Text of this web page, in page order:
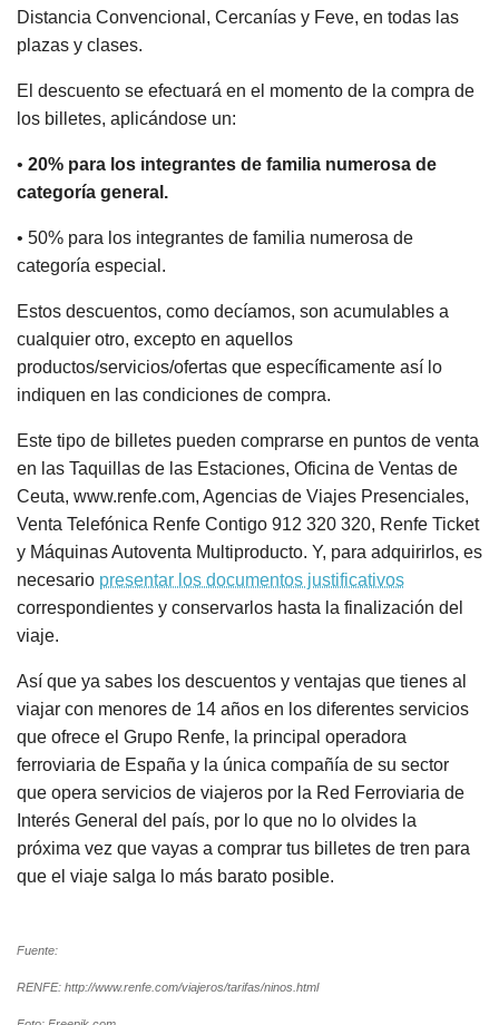
Distancia Convencional, Cercanías y Feve, en todas las
plazas y clases.
El descuento se efectuará en el momento de la compra de
los billetes, aplicándose un:
• 20% para los integrantes de familia numerosa de
categoría general.
• 50% para los integrantes de familia numerosa de
categoría especial.
Estos descuentos, como decíamos, son acumulables a
cualquier otro, excepto en aquellos
productos/servicios/ofertas que específicamente así lo
indiquen en las condiciones de compra.
Este tipo de billetes pueden comprarse en puntos de venta
en las Taquillas de las Estaciones, Oficina de Ventas de
Ceuta, www.renfe.com, Agencias de Viajes Presenciales,
Venta Telefónica Renfe Contigo 912 320 320, Renfe Ticket
y Máquinas Autoventa Multiproducto. Y, para adquirirlos, es
necesario presentar los documentos justificativos
correspondientes y conservarlos hasta la finalización del
viaje.
Así que ya sabes los descuentos y ventajas que tienes al
viajar con menores de 14 años en los diferentes servicios
que ofrece el Grupo Renfe, la principal operadora
ferroviaria de España y la única compañía de su sector
que opera servicios de viajeros por la Red Ferroviaria de
Interés General del país, por lo que no lo olvides la
próxima vez que vayas a comprar tus billetes de tren para
que el viaje salga lo más barato posible.
Fuente:
RENFE: http://www.renfe.com/viajeros/tarifas/ninos.html